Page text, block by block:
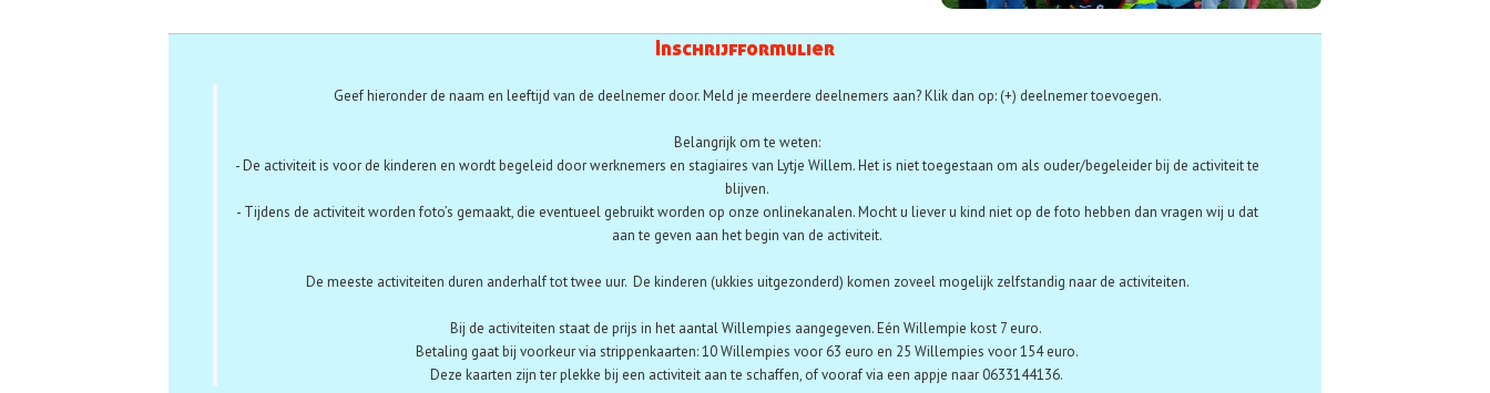
Inschrijfformulier
Geef hieronder de naam en leeftijd van de deelnemer door. Meld je meerdere deelnemers aan? Klik dan op: (+) deelnemer toevoegen.
Belangrijk om te weten:
- De activiteit is voor de kinderen en wordt begeleid door werknemers en stagiaires van Lytje Willem. Het is niet toegestaan om als ouder/begeleider bij de activiteit te
blijven.
- Tijdens de activiteit worden foto’s gemaakt, die eventueel gebruikt worden op onze onlinekanalen. Mocht u liever u kind niet op de foto hebben dan vragen wij u dat
aan te geven aan het begin van de activiteit.
De meeste activiteiten duren anderhalf tot twee uur. De kinderen (ukkies uitgezonderd) komen zoveel mogelijk zelfstandig naar de activiteiten.
Bij de activiteiten staat de prijs in het aantal Willempies aangegeven. Eén Willempie kost 7 euro.
Betaling gaat bij voorkeur via strippenkaarten:10 Willempies voor 63 euro en 25 Willempies voor 154 euro.
Deze kaarten zijn ter plekke bij een activiteit aan te schaffen, of vooraf via een appje naar 0633144136.